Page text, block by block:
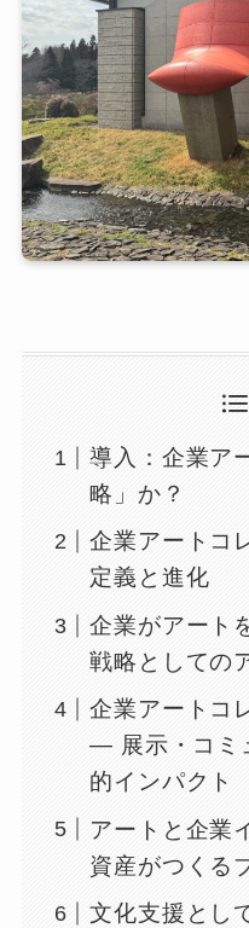
導入：企業ア
略」か？
企業アートコ
定義と進化
企業がアート
戦略としての
企業アートコ
― 展示・コミ
的インパクト
アートと企業
資産がつくる
文化支援とし